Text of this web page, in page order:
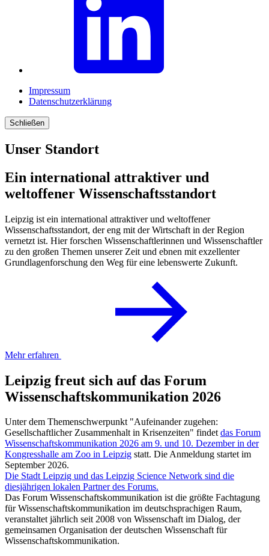
Impressum
Datenschutzerklärung
Schließen
Unser Standort
Ein international attraktiver und
weltoffener Wissenschaftsstandort
Leipzig ist ein international attraktiver und weltoffener
Wissenschaftsstandort, der eng mit der Wirtschaft in der Region
vernetzt ist. Hier forschen Wissenschaftlerinnen und Wissenschaftler
zu den großen Themen unserer Zeit und ebnen mit exzellenter
Grundlagenforschung den Weg für eine lebenswerte Zukunft.
Mehr erfahren
Leipzig freut sich auf das Forum
Wissenschaftskommunikation 2026
Unter dem Themenschwerpunkt "Aufeinander zugehen:
Gesellschaftlicher Zusammenhalt in Krisenzeiten" findetdas Forum
Wissenschaftskommunikation 2026 am 9. und 10. Dezember in der
Kongresshalle am Zoo in Leipzig statt. Die Anmeldung startet im
September 2026.
Die Stadt Leipzig und das Leipzig Science Network sind die
diesjährigen lokalen Partner des Forums.
Das Forum Wissenschaftskommunikation ist die größte Fachtagung
für Wissenschaftskommunikation im deutschsprachigen Raum,
veranstaltet jährlich seit 2008 von Wissenschaft im Dialog, der
gemeinsamen Organisation der deutschen Wissenschaft für
Wissenschaftskommunikation.